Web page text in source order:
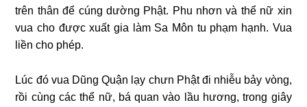
trên thân để cúng dường Phật. Phu nhơn và thể nữ xin
vua cho được xuất gia làm Sa Môn tu phạm hạnh. Vua
liền cho phép.
Lúc đó vua Dũng Quận lạy chưn Phật đi nhiễu bảy vòng,
rồi cùng các thể nữ, bá quan vào lầu hương, trong giây